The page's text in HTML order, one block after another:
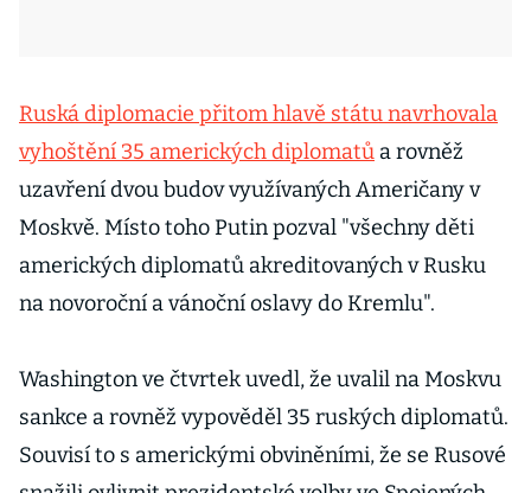
Ruská diplomacie přitom hlavě státu navrhovala
vyhoštění 35 amerických diplomatů a rovněž
uzavření dvou budov využívaných Američany v
Moskvě. Místo toho Putin pozval "všechny děti
amerických diplomatů akreditovaných v Rusku
na novoroční a vánoční oslavy do Kremlu".
Washington ve čtvrtek uvedl, že uvalil na Moskvu
sankce a rovněž vypověděl 35 ruských diplomatů.
Souvisí to s americkými obviněními, že se Rusové